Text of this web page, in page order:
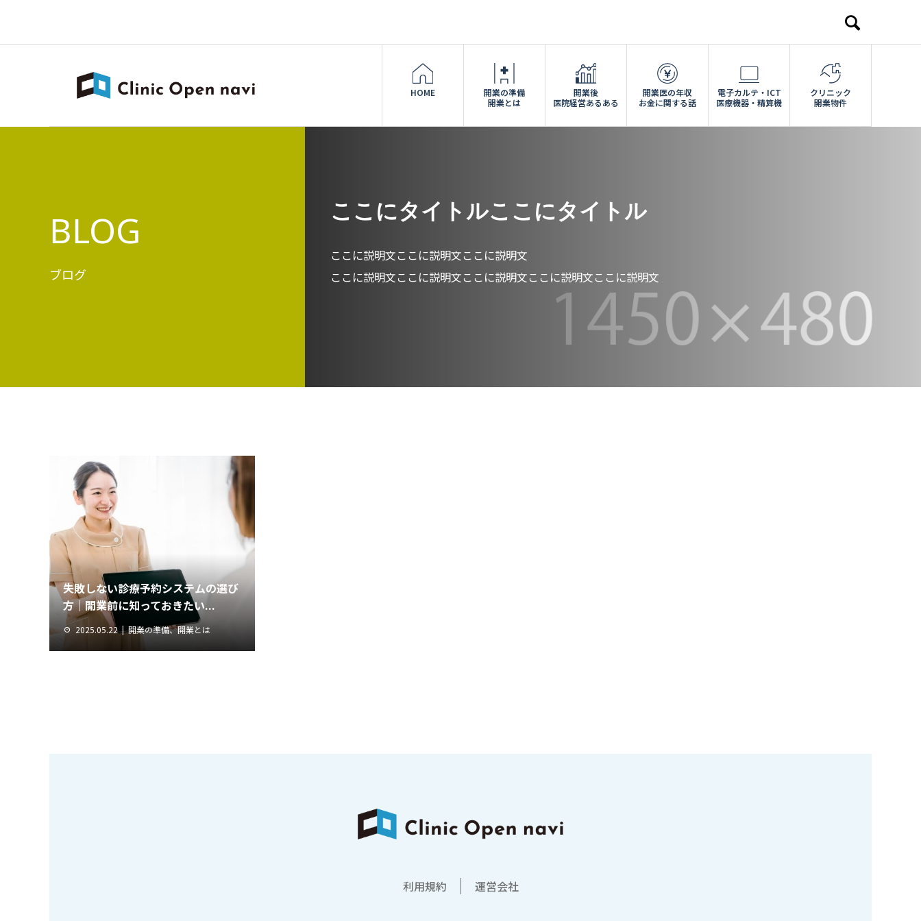
HOME
開業の準備
開業とは
開業後
医院経営あるある
開業医の年収
お金に関する話
電子カルテ・ICT
医療機器・精算機
クリニック
開業物件
BLOG
ブログ
ここにタイトルここにタイトル
ここに説明文ここに説明文ここに説明文
ここに説明文ここに説明文ここに説明文ここに説明文ここに説明文
失敗しない診療予約システムの選び
方｜開業前に知っておきたい...
2025.05.22 開業の準備、開業とは
利用規約 運営会社